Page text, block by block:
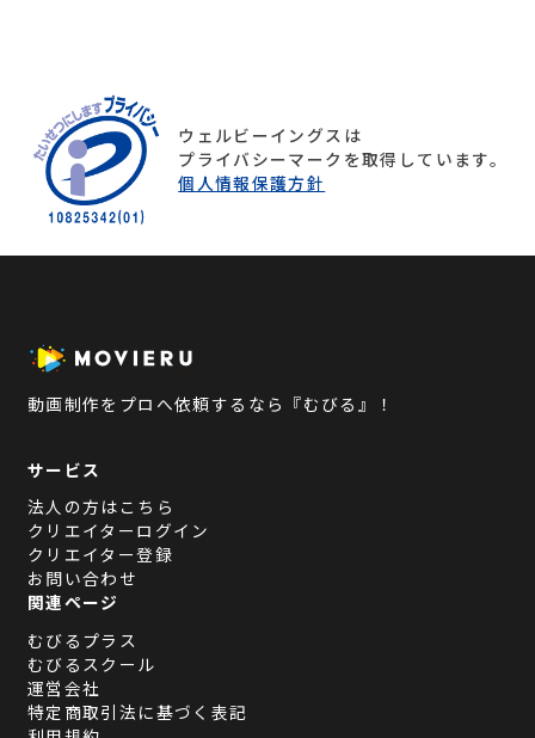
ウェルビーイングスは
プライバシーマークを取得しています。
個人情報保護方針
動画制作をプロへ依頼するなら『むびる』！
サービス
法人の方はこちら
クリエイターログイン
クリエイター登録
お問い合わせ
関連ページ
むびるプラス
むびるスクール
運営会社
特定商取引法に基づく表記